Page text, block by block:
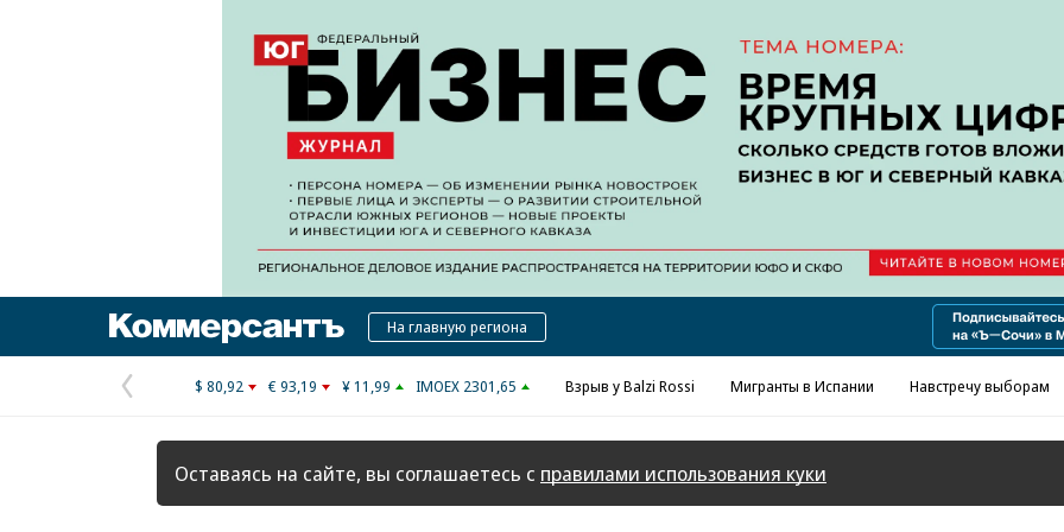
Реклама в «Ъ» www.kommersant.ru/ad
КоммерсантъНа главную региона
Предыдущая
страница
$ 80,92 € 93,19 ¥ 11,99 IMOEX 2301,65 Взрыв у Balzi Rossi Мигранты в Испании Навстречу выборам
Оставаясь на сайте, вы соглашаетесь с правилами использования куки